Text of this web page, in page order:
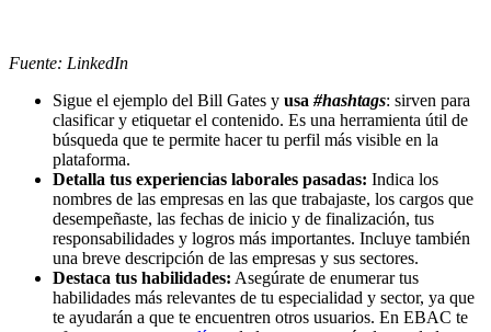
Fuente: LinkedIn
Sigue el ejemplo del Bill Gates y usa #hashtags: sirven para
clasificar y etiquetar el contenido. Es una herramienta útil de
búsqueda que te permite hacer tu perfil más visible en la
plataforma.
Detalla tus experiencias laborales pasadas: Indica los
nombres de las empresas en las que trabajaste, los cargos que
desempeñaste, las fechas de inicio y de finalización, tus
responsabilidades y logros más importantes. Incluye también
una breve descripción de las empresas y sus sectores.
Destaca tus habilidades: Asegúrate de enumerar tus
habilidades más relevantes de tu especialidad y sector, ya que
te ayudarán a que te encuentren otros usuarios. En EBAC te